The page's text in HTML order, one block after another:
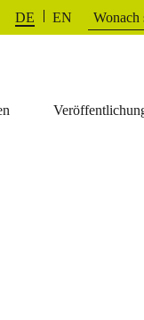
Suchen
nach:
DE EN